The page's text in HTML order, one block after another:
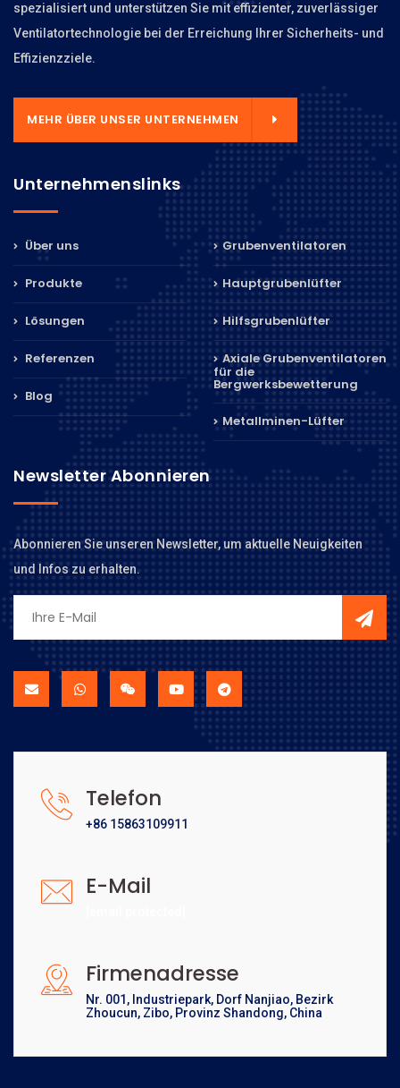
spezialisiert und unterstützen Sie mit effizienter, zuverlässiger
Ventilatortechnologie bei der Erreichung Ihrer Sicherheits- und
Effizienzziele.
MEHR ÜBER UNSER UNTERNEHMEN
Unternehmenslinks
Über uns
Produkte
Lösungen
Referenzen
Blog
Grubenventilatoren
Hauptgrubenlüfter
Hilfsgrubenlüfter
Axiale Grubenventilatoren
für die
Bergwerksbewetterung
Metallminen-Lüfter
Newsletter Abonnieren
Abonnieren Sie unseren Newsletter, um aktuelle Neuigkeiten
und Infos zu erhalten.
Telefon
+86 15863109911
E-Mail
Firmenadresse
Nr. 001, Industriepark, Dorf Nanjiao, Bezirk
Zhoucun, Zibo, Provinz Shandong, China